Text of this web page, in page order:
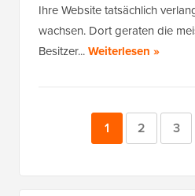
Ihre Website tatsächlich
wachsen. Dort geraten die
Besitzer...Weiterlesen »
Seite
1 Seite
2 Seite
3